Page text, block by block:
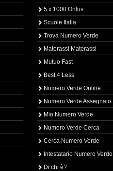
5 x 1000 Onlus
Scuole Italia
Trova Numero Verde
Materassi Materassi
Mutuo Fast
Best 4 Less
Numero Verde Online
Numero Verde Assegnato
Mio Numero Verde
Numero Verde Cerca
Cerca Numero Verde
Intestatario Numero Verde
Di chi è?